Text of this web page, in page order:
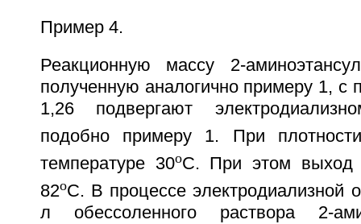
Пример 4.
Реакционную массу 2-
полученную аналогично примеру 1, с
1,26 подвергают
подобно примеру 1. При
температуре 30oC. При этом выход
82oC. В процессе электродиализной
л обессоленного раствора 2-